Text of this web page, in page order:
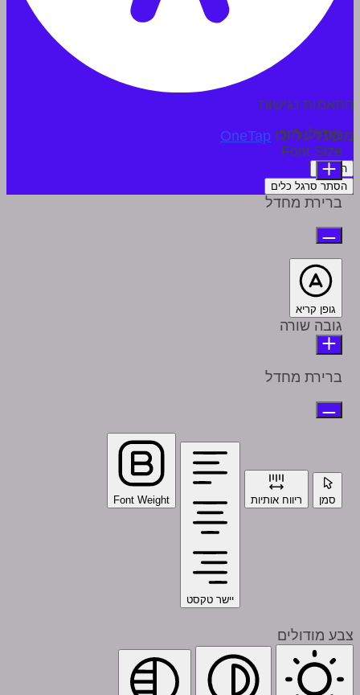
התאמות נגישות
מופעל על ידי OneTap
הצהרה
הסתר סרגל כלים
מודולי תוכן
Font Size
ברירת מחדל
גופן קריא
גובה שורה
ברירת מחדל
סמן ריווח אותיות
יישר טקסט
Font Weight
צבע מודולים